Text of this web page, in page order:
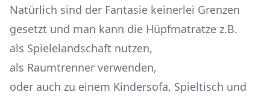
Natürlich sind der Fantasie keinerlei Grenzen
gesetzt und man kann die Hüpfmatratze z.B.
als Spielelandschaft nutzen,
als Raumtrenner verwenden,
oder auch zu einem Kindersofa, Spieltisch und